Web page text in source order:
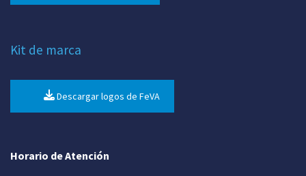
Kit de marca
Descargar logos de FeVA
Horario de Atención